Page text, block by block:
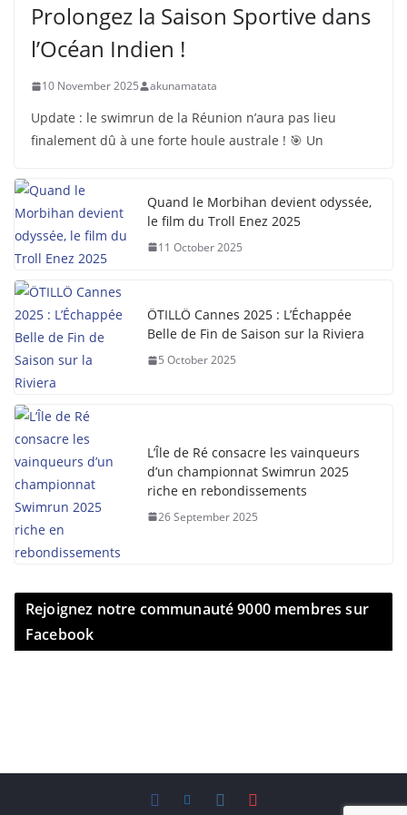
Prolongez la Saison Sportive dans
l’Océan Indien !
10 November 2025 akunamatata
Update : le swimrun de la Réunion n’aura pas lieu
finalement dû à une forte houle australe ! 🎯 Un
Quand le Morbihan devient odyssée,
le film du Troll Enez 2025
11 October 2025
ÖTILLÖ Cannes 2025 : L’Échappée
Belle de Fin de Saison sur la Riviera
5 October 2025
L’Île de Ré consacre les vainqueurs
d’un championnat Swimrun 2025
riche en rebondissements
26 September 2025
Rejoignez notre communauté 9000 membres sur
Facebook